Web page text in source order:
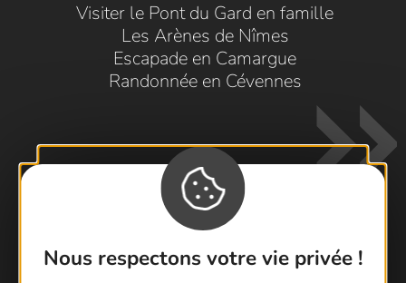
Nous respectons votre vie privée !
Visiter le Pont du Gard en famille
Les Arènes de Nîmes
Escapade en Camargue
Randonnée en Cévennes
Contactez-nous !